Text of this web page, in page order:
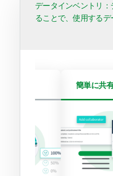
データインベントリ
ることで、使用する
簡単に共有